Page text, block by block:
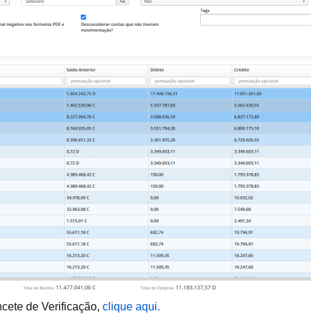
de Verificação, clique aqui.